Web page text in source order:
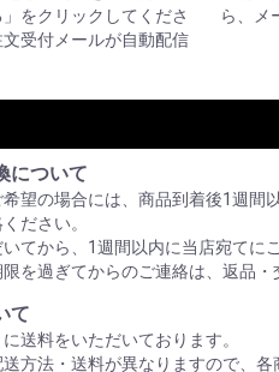
」をクリックしてくださ
受付メールが自動配信
ら、メ
について
望の場合には、商品到着後1週間
ださい。
てから、1週間以内に当店宛てに
を過ぎてからのご連絡は、返品・
て
送料をいただいております。
方法・送料が異なりますので、各